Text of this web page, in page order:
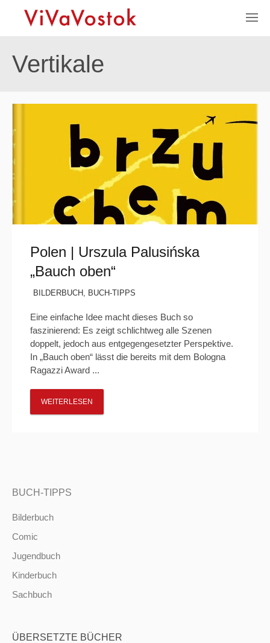
Vertikale
Polen | Urszula Palusińska
„Bauch oben“
BILDERBUCH , BUCH-TIPPS
Eine einfache Idee macht dieses Buch so
faszinierend: Es zeigt schlichtweg alle Szenen
doppelt, jedoch aus entgegengesetzter Perspektive.
In „Bauch oben“ lässt die bereits mit dem Bologna
Ragazzi Award ...
WEITERLESEN
BUCH-TIPPS
Bilderbuch
Comic
Jugendbuch
Kinderbuch
Sachbuch
ÜBERSETZTE BÜCHER